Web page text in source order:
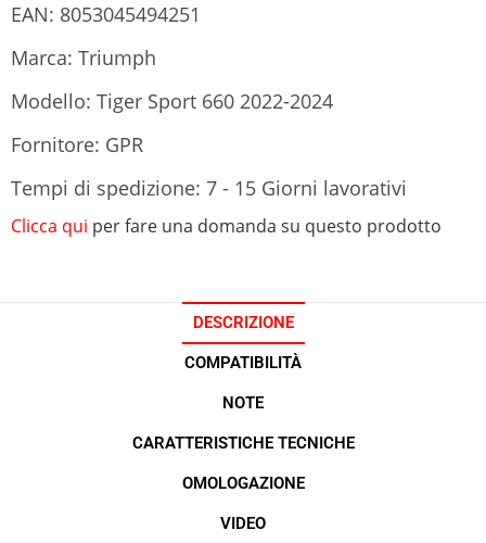
EAN: 8053045494251
Marca: Triumph
Modello: Tiger Sport 660 2022-2024
Fornitore: GPR
Tempi di spedizione: 7 - 15 Giorni lavorativi
Clicca qui per fare una domanda su questo prodotto
DESCRIZIONE
COMPATIBILITÀ
NOTE
CARATTERISTICHE TECNICHE
OMOLOGAZIONE
VIDEO